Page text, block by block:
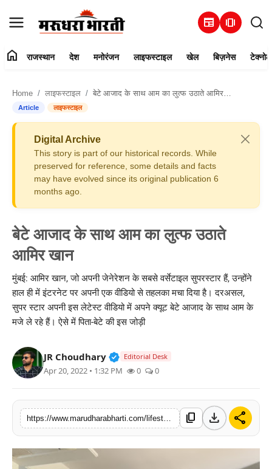
newspaper amp_stories
संपर्क करें
राजस्थान
मनोरंजन
लाइफस्टाइल
खेल
बिज़नेस
टेक्नोलॉजी
शिक्षा
वीडियो
home राजस्थान देश मनोरंजन लाइफस्टाइल खेल बिज़नेस
Home लाइफस्टाइल बेटे आजाद के साथ आम का लुत्फ उठाते आमिर खान
Article लाइफस्टाइल
Digital Archive
This story is part of our historical records. While
preserved for reference, some details and facts
may have evolved since its original publication 6
months ago.
बेटे आजाद के साथ आम का लुत्फ उठाते
आमिर खान
मुंबई: आमिर खान, जो अपनी जेनेरेशन के सबसे वर्सेटाइल सुपरस्टार हैं, उन्होंने
हाल ही में इंटरनेट पर अपनी एक वीडियो से तहलका मचा दिया है। दरअसल,
सुपर स्टार अपनी इस लेटेस्ट वीडियो में अपने क्यूट बेटे आजाद के साथ आम के
मजे ले रहे हैं। ऐसे में पिता-बेटे की इस जोड़ी
JR Choudhary Verified Public Figure • 30 Mar,
Editorial Desk
Apr 20, 2022 • 1:32 PM 0 0
content_copy download share